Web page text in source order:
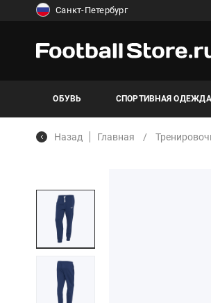
Санкт-Петербург
ОБУВЬ СПОРТИВНАЯ ОДЕЖДА
Назад Главная